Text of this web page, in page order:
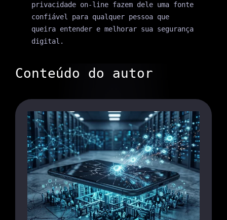
privacidade on-line fazem dele uma fonte
confiável para qualquer pessoa que
queira entender e melhorar sua segurança
digital.
Conteúdo do autor